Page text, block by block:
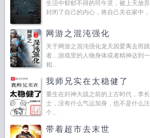
生活中郁郁不得的司午灵，被上天放
封闭了自己的内心，将自己关在家中
网游之混沌强化
关于网游之混沌强化龙天因爱离去而
者…游戏里的人物身体或者精神达到
相...
我师兄实在太稳健了
重生在封神大战之前的上古时代，李
士，没有什么气运加身，也不是什么
个...
带着超市去末世